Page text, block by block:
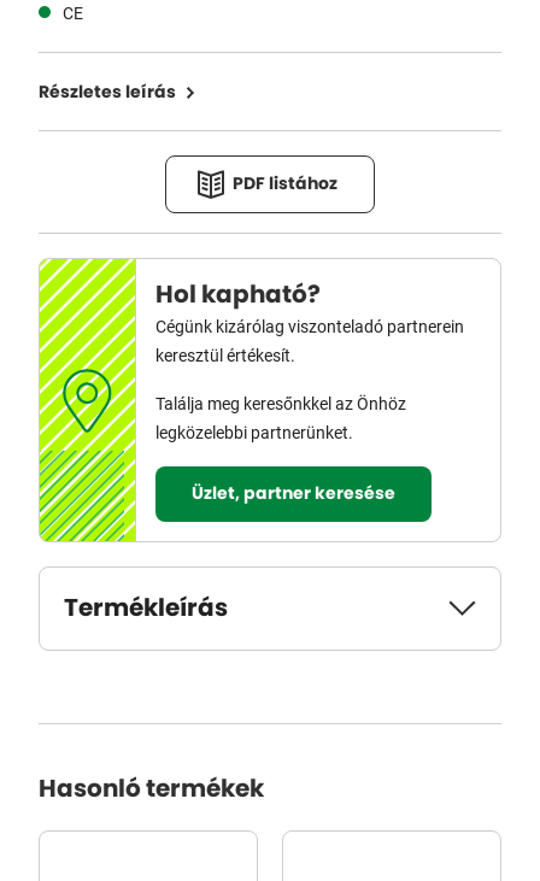
CE
Részletes leírás
PDF listához
Hol kapható?
Cégünk kizárólag viszonteladó partnerein
keresztül értékesít.
Találja meg keresőnkkel az Önhöz
legközelebbi partnerünket.
Üzlet, partner keresése
Termékleírás
Hasonló termékek